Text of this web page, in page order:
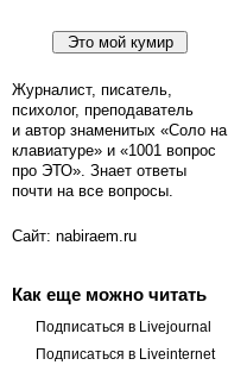
Журналист, писатель,
психолог, преподаватель
и автор знаменитых «Соло на
клавиатуре» и «1001 вопрос
про ЭТО». Знает ответы
почти на все вопросы.
Сайт: nabiraem.ru
Как еще можно читать
Подписаться в Livejournal
Подписаться в Liveinternet